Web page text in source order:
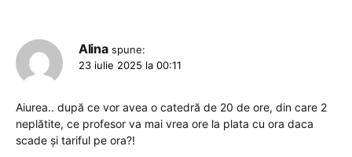
Alina spune:
23 iulie 2025 la 00:11
Aiurea.. după ce vor avea o catedră de 20 de ore, din care 2
neplătite, ce profesor va mai vrea ore la plata cu ora daca
scade și tariful pe ora?!